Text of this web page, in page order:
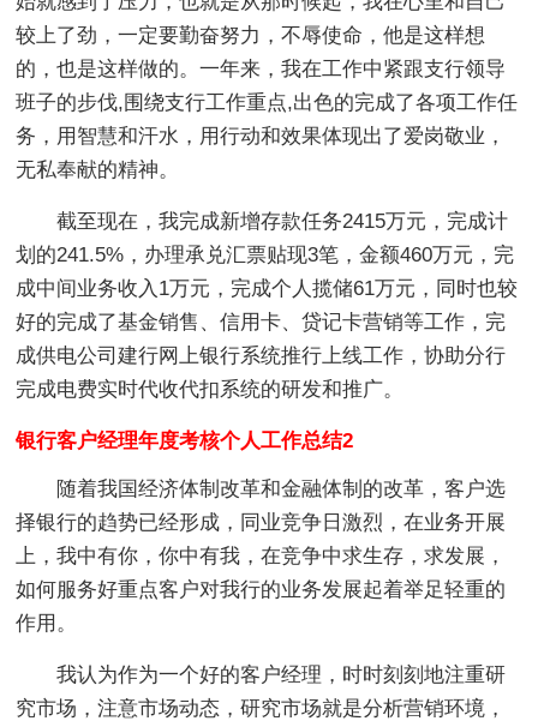
较上了劲，一定要勤奋努力，不辱使命，他是这样想
的，也是这样做的。一年来，我在工作中紧跟支行领导
班子的步伐,围绕支行工作重点,出色的完成了各项工作任
务，用智慧和汗水，用行动和效果体现出了爱岗敬业，
无私奉献的精神。
截至现在，我完成新增存款任务2415万元，完成计
划的241.5%，办理承兑汇票贴现3笔，金额460万元，完
成中间业务收入1万元，完成个人揽储61万元，同时也较
好的完成了基金销售、信用卡、贷记卡营销等工作，完
成供电公司建行网上银行系统推行上线工作，协助分行
完成电费实时代收代扣系统的研发和推广。
银行客户经理年度考核个人工作总结2
随着我国经济体制改革和金融体制的改革，客户选
择银行的趋势已经形成，同业竞争日激烈，在业务开展
上，我中有你，你中有我，在竞争中求生存，求发展，
如何服务好重点客户对我行的业务发展起着举足轻重的
作用。
我认为作为一个好的客户经理，时时刻刻地注重研
究市场，注意市场动态，研究市场就是分析营销环境，